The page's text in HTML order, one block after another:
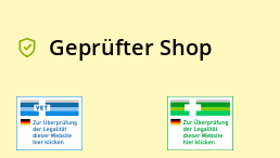
Geprüfter Shop